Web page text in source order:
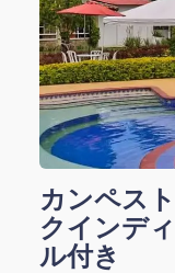
カンペス
クインデ
ル付き